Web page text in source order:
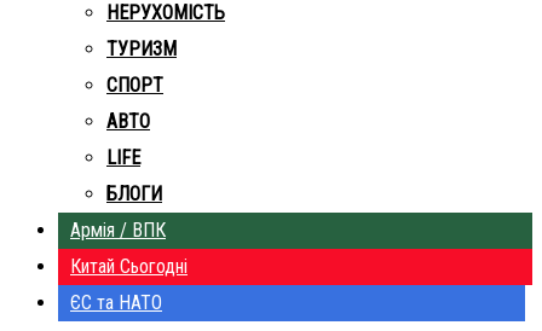
НЕРУХОМІСТЬ
ТУРИЗМ
СПОРТ
АВТО
LIFE
БЛОГИ
Армія / ВПК
Китай Сьогодні
ЄС та НАТО